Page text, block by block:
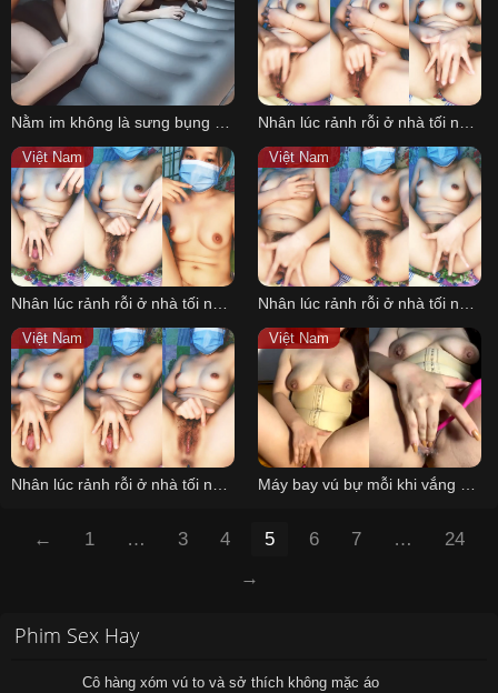
Việt Nam Việt Nam
Việt Nam Việt Nam
← 1 … 3 4 5 6 7 …
24
→
Phim Sex Hay
Cô hàng xóm vú to và sở thích không mặc áo